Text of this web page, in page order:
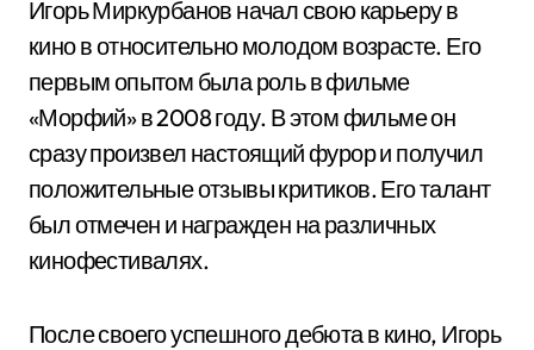
Игорь Миркурбанов начал свою карьеру в
кино в относительно молодом возрасте. Его
первым опытом была роль в фильме
«Морфий» в 2008 году. В этом фильме он
сразу произвел настоящий фурор и получил
положительные отзывы критиков. Его талант
был отмечен и награжден на различных
кинофестивалях.
После своего успешного дебюта в кино, Игорь